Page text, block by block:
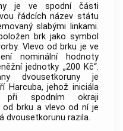
je ve spodní části
řádcích název státu
slabými linkami.
brk jako symbol
Vlevo od brku je ve
nominální hodnoty
jednotky „200 Kč“.
dvousetkoruny je
Harcuba, jehož iniciála
spodním okraji
od brku a vlevo od ní je
dvousetkorunu razila.